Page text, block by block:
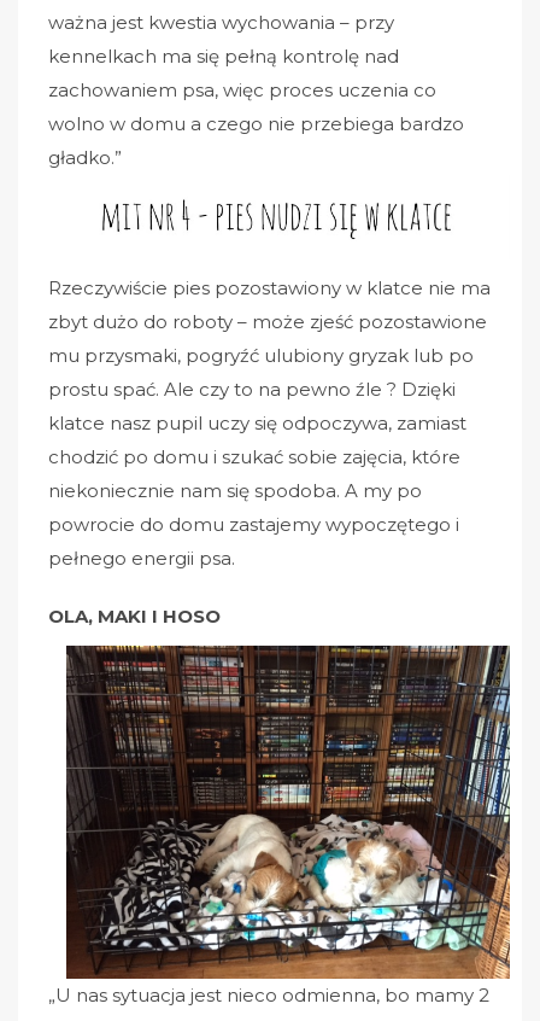
ważna jest kwestia wychowania – przy
kennelkach ma się pełną kontrolę nad
zachowaniem psa, więc proces uczenia co
wolno w domu a czego nie przebiega bardzo
gładko.”
Rzeczywiście pies pozostawiony w klatce nie ma
zbyt dużo do roboty – może zjeść pozostawione
mu przysmaki, pogryźć ulubiony gryzak lub po
prostu spać. Ale czy to na pewno źle ? Dzięki
klatce nasz pupil uczy się odpoczywa, zamiast
chodzić po domu i szukać sobie zajęcia, które
niekoniecznie nam się spodoba. A my po
powrocie do domu zastajemy wypoczętego i
pełnego energii psa.
OLA, MAKI I HOSO
„U nas sytuacja jest nieco odmienna, bo mamy 2